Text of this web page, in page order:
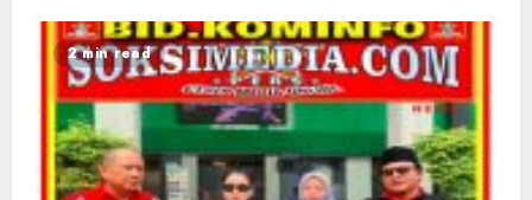
2 min read